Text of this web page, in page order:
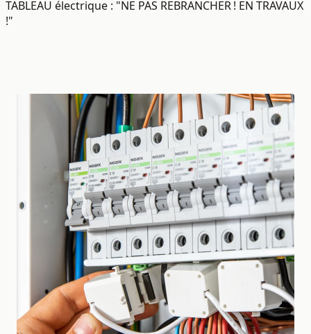
TABLEAU électrique : "NE PAS REBRANCHER ! EN TRAVAUX
!"